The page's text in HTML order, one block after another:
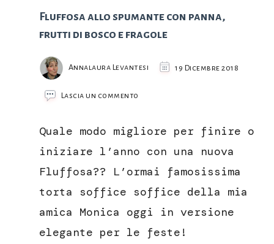
Fluffosa allo spumante con panna,
frutti di bosco e fragole
Annalaura Levantesi 19 Dicembre 2018
Lascia un commento
spumante
frutti
bosco
e
Quale modo migliore per finire o
iniziare l’anno con una nuova
Fluffosa?? L’ormai famosissima
torta soffice soffice della mia
amica Monica oggi in versione
elegante per le feste!